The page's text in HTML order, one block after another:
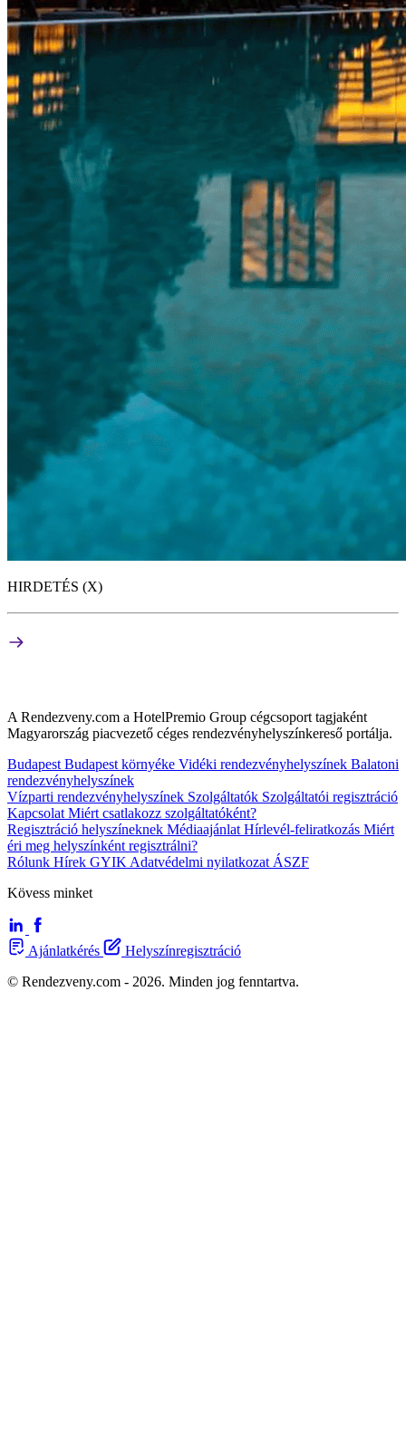
HIRDETÉS (X)
A Rendezveny.com a HotelPremio Group cégcsoport tagjaként
Magyarország piacvezető céges rendezvényhelyszínkereső portálja.
Budapest Budapest környéke Vidéki rendezvényhelyszínek Balatoni
rendezvényhelyszínek
Vízparti rendezvényhelyszínek Szolgáltatók Szolgáltatói regisztráció
Kapcsolat Miért csatlakozz szolgáltatóként?
Regisztráció helyszíneknek Médiaajánlat Hírlevél-feliratkozás Miért
éri meg helyszínként regisztrálni?
Rólunk Hírek GYIK Adatvédelmi nyilatkozat ÁSZF
Kövess minket
Ajánlatkérés
Helyszínregisztráció
© Rendezveny.com - 2026. Minden jog fenntartva.